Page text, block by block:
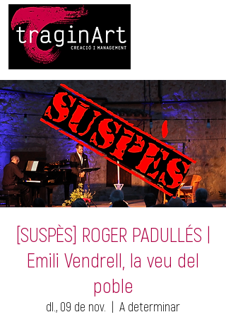
[SUSPÈS] ROGER PADULLÉS |
Emili Vendrell, la veu del
poble
dl., 09 de nov.
  |
A determinar